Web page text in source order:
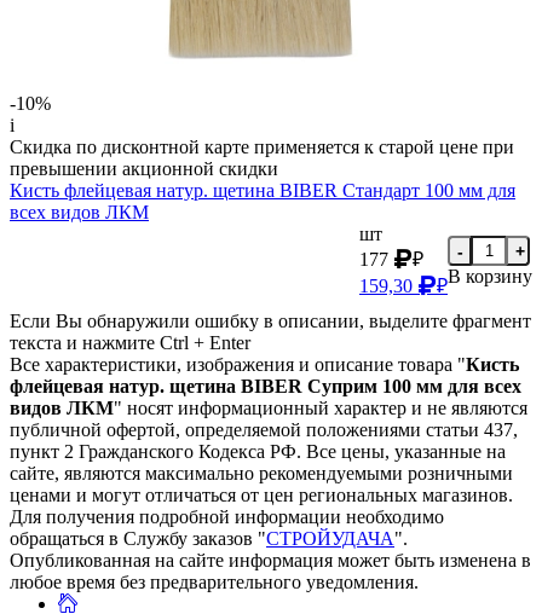
-10%
i
Скидка по дисконтной карте применяется к старой цене при
превышении акционной скидки
Кисть флейцевая натур. щетина BIBER Стандарт 100 мм для
всех видов ЛКМ
шт
177
₽
159,30
₽
- +
В корзину
Если Вы обнаружили ошибку в описании, выделите фрагмент
текста и нажмите Ctrl + Enter
Все характеристики, изображения и описание товара "Кисть
флейцевая натур. щетина BIBER Суприм 100 мм для всех
видов ЛКМ" носят информационный характер и не являются
публичной офертой, определяемой положениями статьи 437,
пункт 2 Гражданского Кодекса РФ. Все цены, указанные на
сайте, являются максимально рекомендуемыми розничными
ценами и могут отличаться от цен региональных магазинов.
Для получения подробной информации необходимо
обращаться в Службу заказов "СТРОЙУДАЧА".
Опубликованная на сайте информация может быть изменена в
любое время без предварительного уведомления.